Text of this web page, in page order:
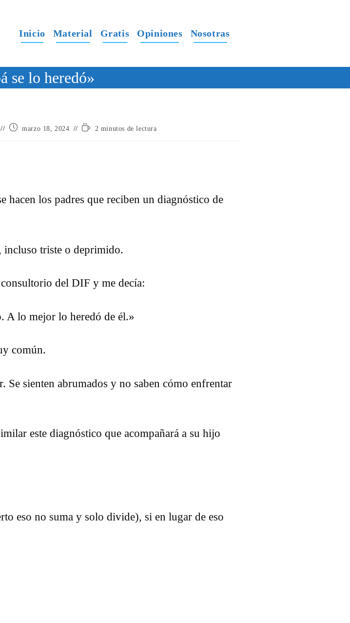
Inicio Material Gratis Opiniones Nosotras
se lo heredó»
Publicación
marzo 18, 2024
Tiempo2 minutos de lectura
hacen los padres que reciben un diagnóstico de
triste o deprimido.
del DIF y me decía:
A lo mejor lo heredó de él.»
común.
Se sienten abrumados y no saben cómo enfrentar
este diagnóstico que acompañará a su hijo
eso no suma y solo divide), si en lugar de eso